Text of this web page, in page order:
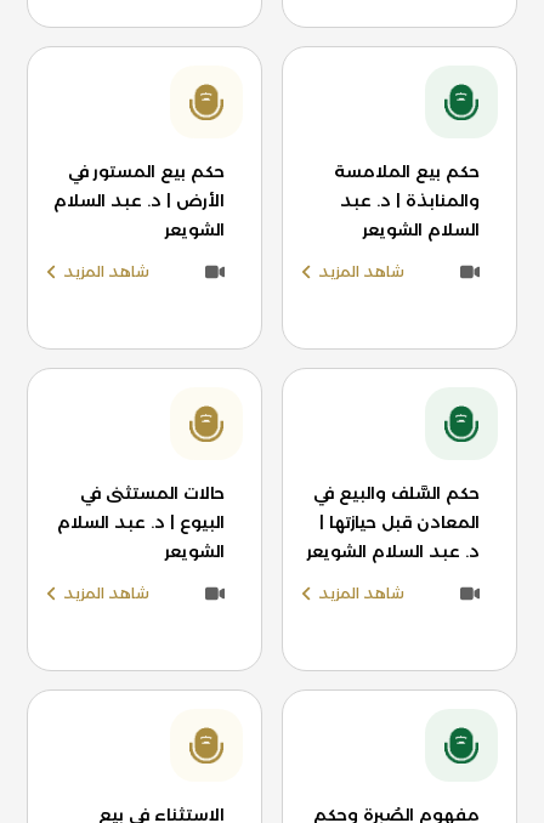
حكم بيع الملامسة
والمنابذة | د. عبد
السلام الشويعر
شاهد المزيد
حكم بيع المستور في
الأرض | د. عبد السلام
الشويعر
شاهد المزيد
حكم السَّلف والبيع في
المعادن قبل حيازتها |
د. عبد السلام الشويعر
شاهد المزيد
حالات المستثنى في
البيوع | د. عبد السلام
الشويعر
شاهد المزيد
مفهوم الصُبرة وحكم
الاستثناء في بيع